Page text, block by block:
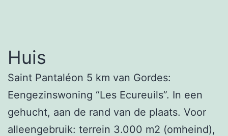
Huis
Saint Pantaléon 5 km van Gordes:
Eengezinswoning “Les Ecureuils”. In een
gehucht, aan de rand van de plaats. Voor
alleengebruik: terrein 3.000 m2 (omheind),